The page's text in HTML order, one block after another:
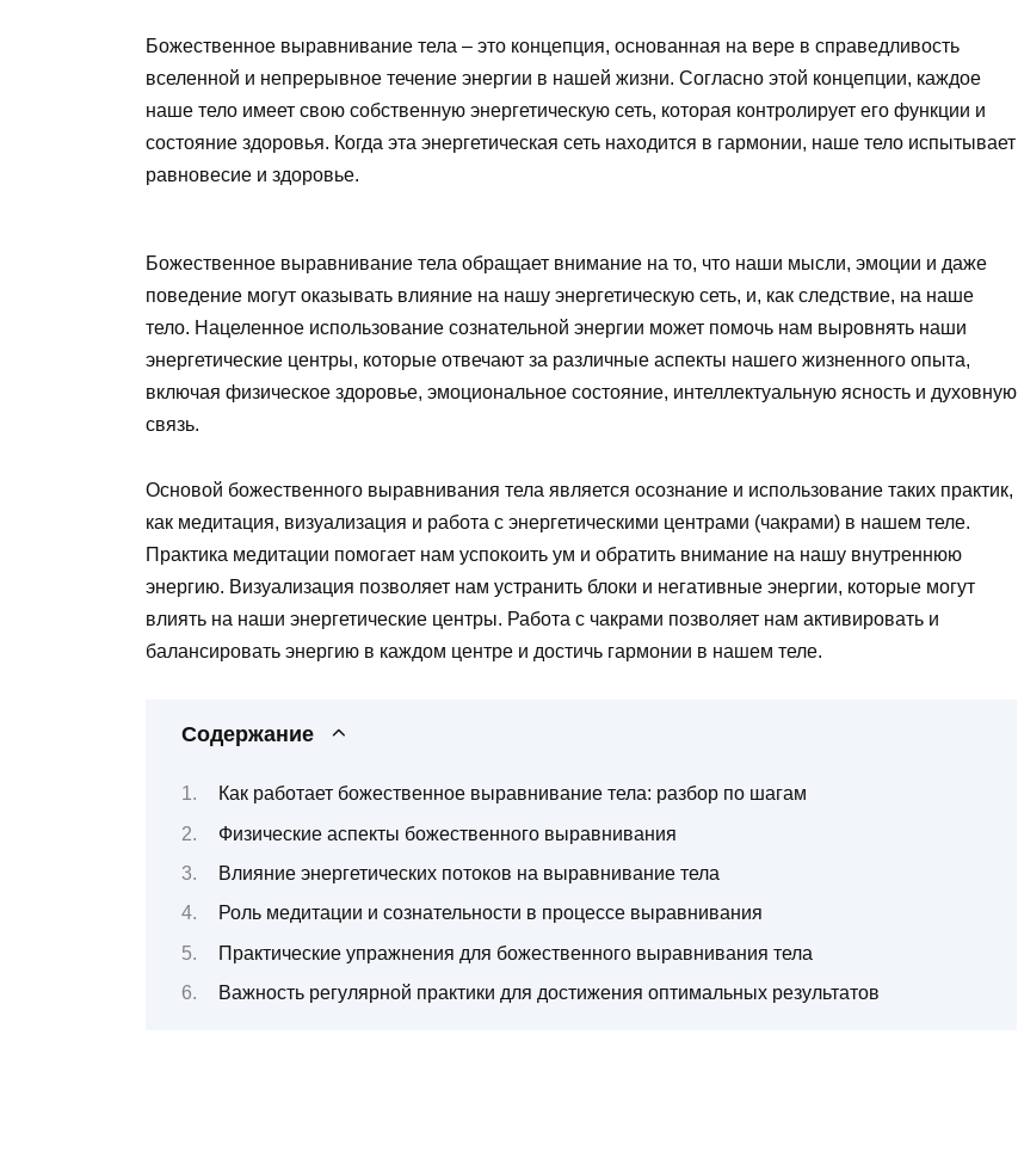
Божественное выравнивание тела – это концепция, основанная на вере в справедливость
вселенной и непрерывное течение энергии в нашей жизни. Согласно этой концепции, каждое
наше тело имеет свою собственную энергетическую сеть, которая контролирует его функции и
состояние здоровья. Когда эта энергетическая сеть находится в гармонии, наше тело испытывает
равновесие и здоровье.
Божественное выравнивание тела обращает внимание на то, что наши мысли, эмоции и даже
поведение могут оказывать влияние на нашу энергетическую сеть, и, как следствие, на наше
тело. Нацеленное использование сознательной энергии может помочь нам выровнять наши
энергетические центры, которые отвечают за различные аспекты нашего жизненного опыта,
включая физическое здоровье, эмоциональное состояние, интеллектуальную ясность и духовную
связь.
Основой божественного выравнивания тела является осознание и использование таких практик,
как медитация, визуализация и работа с энергетическими центрами (чакрами) в нашем теле.
Практика медитации помогает нам успокоить ум и обратить внимание на нашу внутреннюю
энергию. Визуализация позволяет нам устранить блоки и негативные энергии, которые могут
влиять на наши энергетические центры. Работа с чакрами позволяет нам активировать и
балансировать энергию в каждом центре и достичь гармонии в нашем теле.
Содержание
Как работает божественное выравнивание тела: разбор по шагам
Физические аспекты божественного выравнивания
Влияние энергетических потоков на выравнивание тела
Роль медитации и сознательности в процессе выравнивания
Практические упражнения для божественного выравнивания тела
Важность регулярной практики для достижения оптимальных результатов